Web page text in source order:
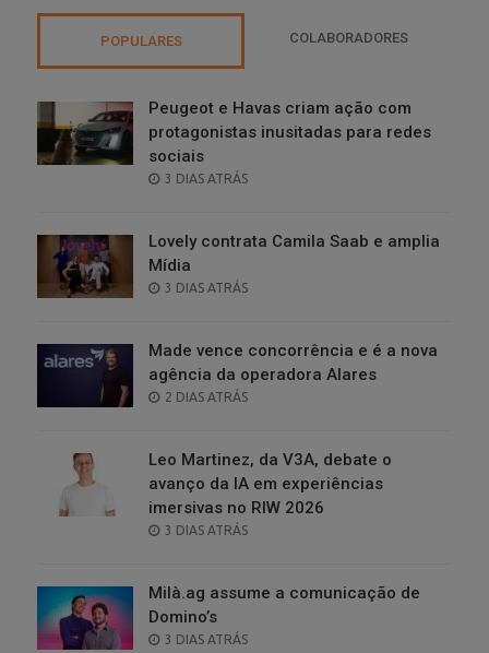
POPULARES COLABORADORES
Peugeot e Havas criam ação com
protagonistas inusitadas para redes
sociais
POSTED
3 DIAS ATRÁS
Lovely contrata Camila Saab e amplia
Mídia
POSTED
3 DIAS ATRÁS
Made vence concorrência e é a nova
agência da operadora Alares
POSTED
2 DIAS ATRÁS
Leo Martinez, da V3A, debate o
avanço da IA em experiências
imersivas no RIW 2026
POSTED
3 DIAS ATRÁS
Milà.ag assume a comunicação de
Domino’s
POSTED
3 DIAS ATRÁS